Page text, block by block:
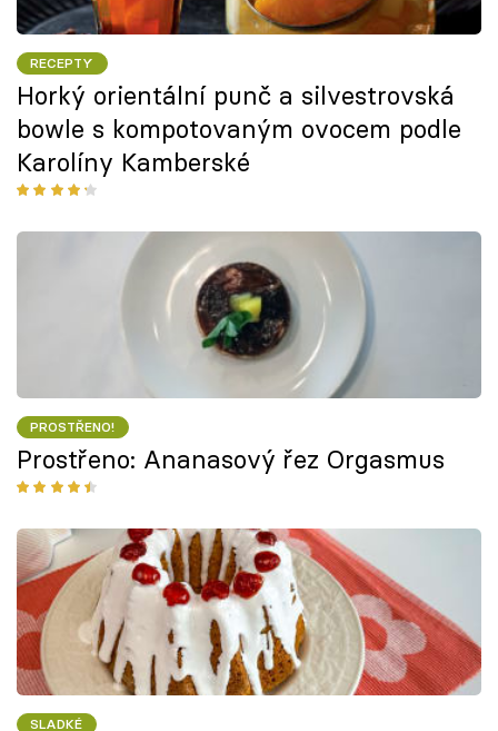
RECEPTY
Horký orientální punč a silvestrovská
bowle s kompotovaným ovocem podle
Karolíny Kamberské
PROSTŘENO!
Prostřeno: Ananasový řez Orgasmus
SLADKÉ